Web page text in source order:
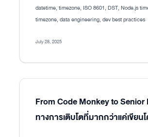
datetime, timezone, ISO 8601, DST, Node.js
timezone, data engineering, dev best practices
July 28, 2025
From Code Monkey to Senior
ทางการเติบโตที่มากกว่าแค่เขียน